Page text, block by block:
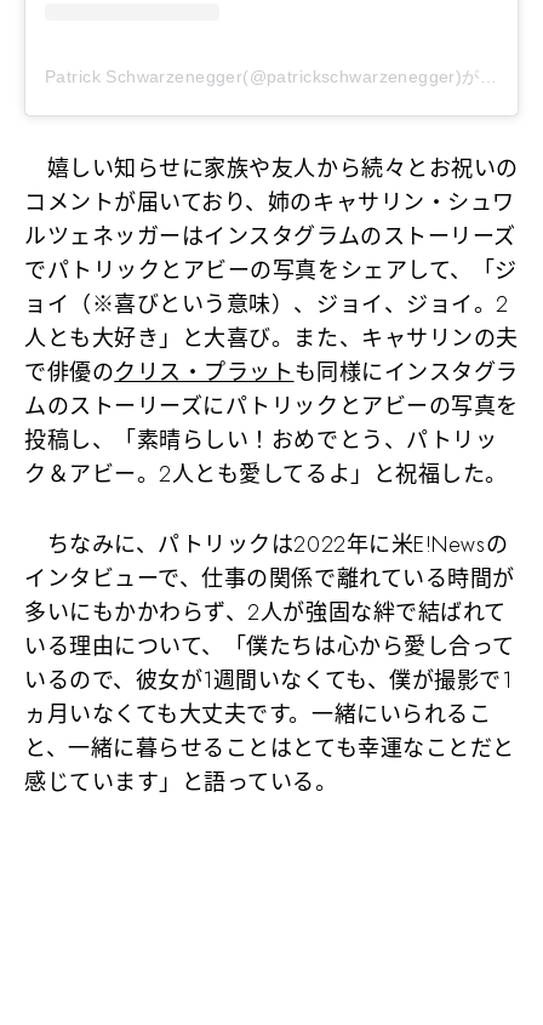
嬉しい知らせに家族や友人から続々とお祝いの
コメントが届いており、姉のキャサリン・シュワ
ルツェネッガーはインスタグラムのストーリーズ
でパトリックとアビーの写真をシェアして、「ジ
ョイ（※喜びという意味）、ジョイ、ジョイ。2
人とも大好き」と大喜び。また、キャサリンの夫
で俳優のクリス・プラットも同様にインスタグラ
ムのストーリーズにパトリックとアビーの写真を
投稿し、「素晴らしい！おめでとう、パトリッ
ク＆アビー。2人とも愛してるよ」と祝福した。
ちなみに、パトリックは2022年に米E!Newsの
インタビューで、仕事の関係で離れている時間が
多いにもかかわらず、2人が強固な絆で結ばれて
いる理由について、「僕たちは心から愛し合って
いるので、彼女が1週間いなくても、僕が撮影で1
ヵ月いなくても大丈夫です。一緒にいられるこ
と、一緒に暮らせることはとても幸運なことだと
感じています」と語っている。